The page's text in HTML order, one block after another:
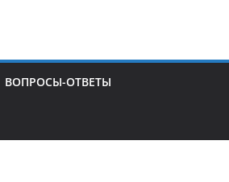
ВОПРОСЫ-ОТВЕТЫ